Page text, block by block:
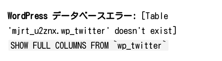
WordPress データベースエラー:
[Table
'mjrt_u2znx.wp_twitter' doesn't exist]
SHOW FULL COLUMNS FROM `wp_twitter`